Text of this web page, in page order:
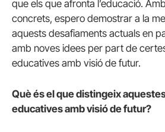
que els que afronta l’educació.
concrets, espero demostrar a la
aquests desafiaments actuals en
amb noves idees per part de
educatives amb visió de futur.
Què és el que distingeix
educatives amb visió de futur?